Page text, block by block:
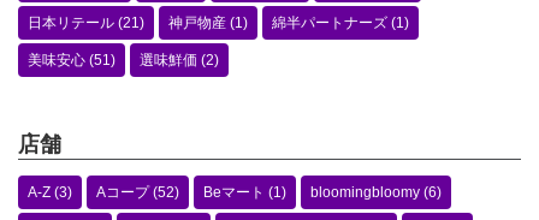
日本リテール (21) 神戸物産 (1) 綿半パートナーズ (1)
美味安心 (51) 選味鮮価 (2)
店舗
A-Z (3) Aコープ(52) Beマート (1) bloomingbloomy (6)